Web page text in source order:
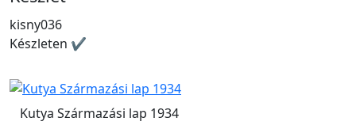
kisny036
Készleten ✔
Kutya Származási lap 1934